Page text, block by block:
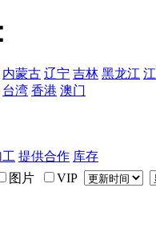
内蒙古 辽宁 吉林 黑龙江
台湾 香港 澳门
提供合作 库存
图片 VIP